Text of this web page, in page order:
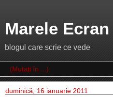
Marele Ecran
blogul care scrie ce vede
duminică, 16 ianuarie 2011